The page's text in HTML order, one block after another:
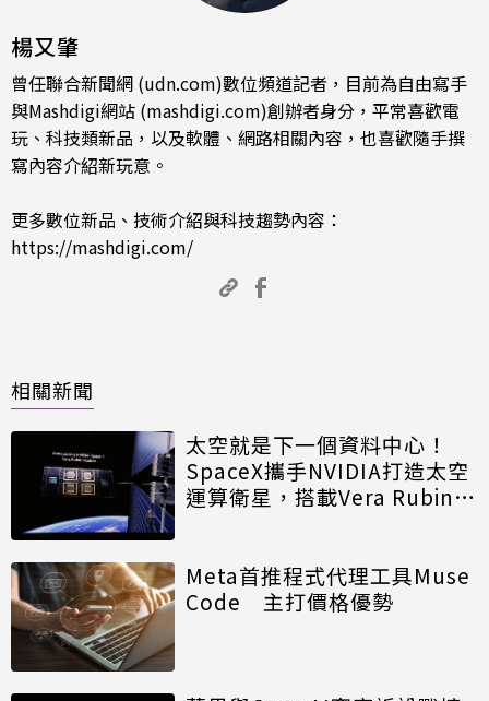
楊又肇
曾任聯合新聞網 (udn.com)數位頻道記者，目前為自由寫手
與Mashdigi網站 (mashdigi.com)創辦者身分，平常喜歡電
玩、科技類新品，以及軟體、網路相關內容，也喜歡隨手撰
寫內容介紹新玩意。
更多數位新品、技術介紹與科技趨勢內容：
https://mashdigi.com/
相關新聞
太空就是下一個資料中心！
SpaceX攜手NVIDIA打造太空
運算衛星，搭載Vera Rubin運
Meta首推程式代理工具Muse
Code 主打價格優勢